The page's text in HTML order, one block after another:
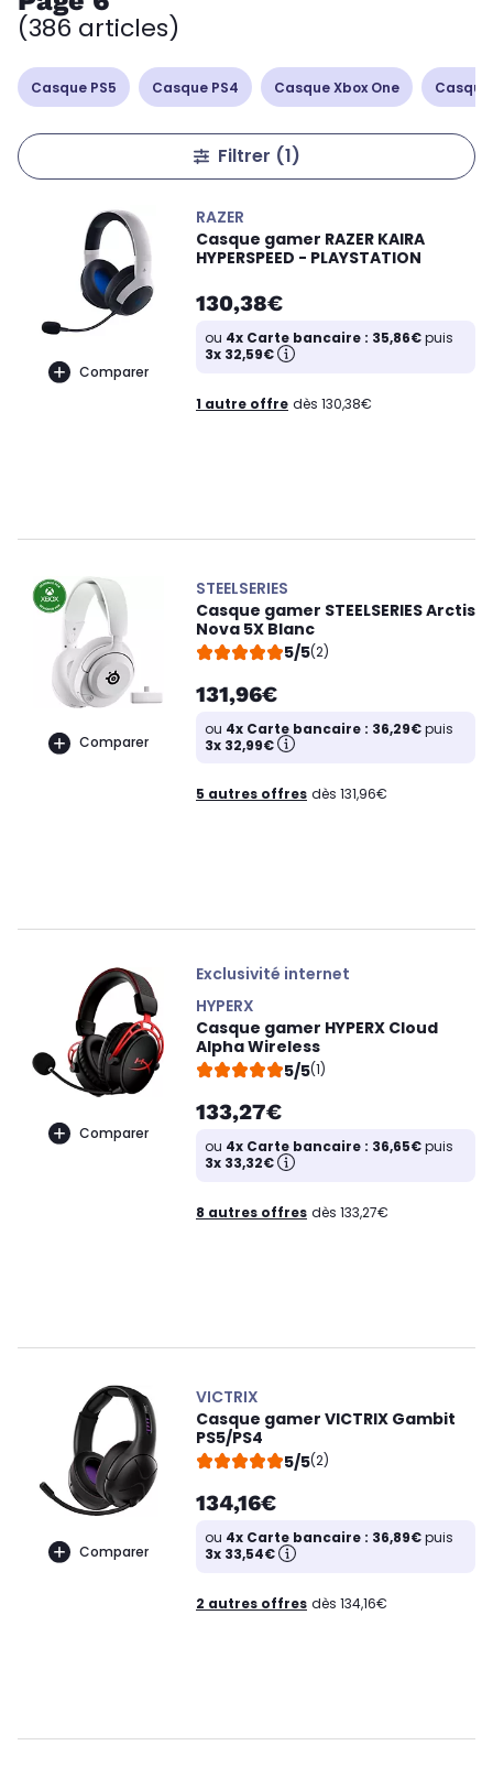
(386 articles)
Casque PS5 Casque PS4 Casque Xbox One Casque
Filtrer (1)
Comparer
RAZER
Casque gamer RAZER KAIRA
HYPERSPEED - PLAYSTATION
130,38€
ou 4x Carte bancaire : 35,86€puis
3x 32,59€
1 autre offre dès 130,38€
Comparer
STEELSERIES
Casque gamer STEELSERIES Arctis
Nova 5X Blanc
5/5(2)
131,96€
ou 4x Carte bancaire : 36,29€puis
3x 32,99€
5 autres offres dès 131,96€
Comparer
Exclusivité internet
HYPERX
Casque gamer HYPERX Cloud
Alpha Wireless
5/5(1)
133,27€
ou 4x Carte bancaire : 36,65€puis
3x 33,32€
8 autres offres dès 133,27€
Comparer
VICTRIX
Casque gamer VICTRIX Gambit
PS5/PS4
5/5(2)
134,16€
ou 4x Carte bancaire : 36,89€puis
3x 33,54€
2 autres offres dès 134,16€